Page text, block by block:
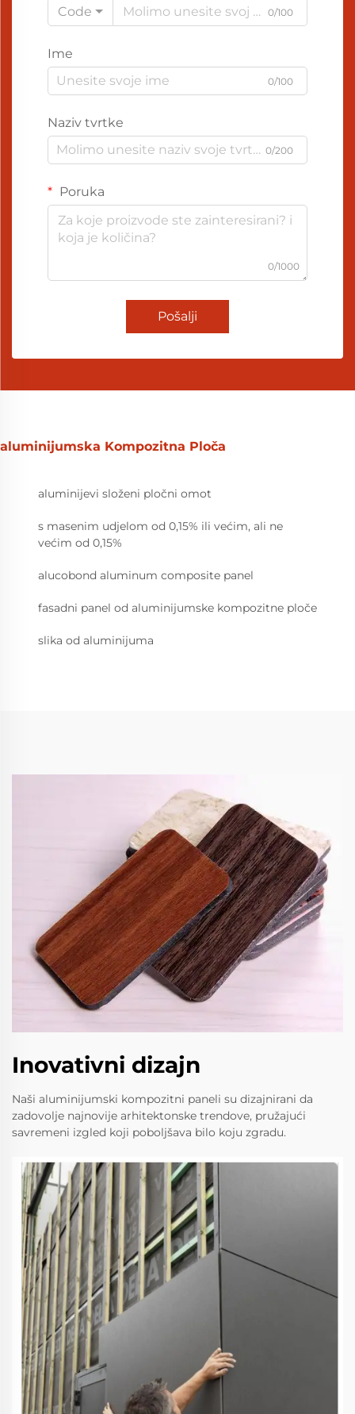
Code 0/100
Ime
0/100
Naziv tvrtke
0/200
Poruka
0/1000
Pošalji
aluminijumska Kompozitna Ploča
aluminijevi složeni pločni omot
s masenim udjelom od 0,15% ili većim, ali ne
većim od 0,15%
alucobond aluminum composite panel
fasadni panel od aluminijumske kompozitne ploče
slika od aluminijuma
Inovativni dizajn
Naši aluminijumski kompozitni paneli su dizajnirani da
zadovolje najnovije arhitektonske trendove, pružajući
savremeni izgled koji poboljšava bilo koju zgradu.